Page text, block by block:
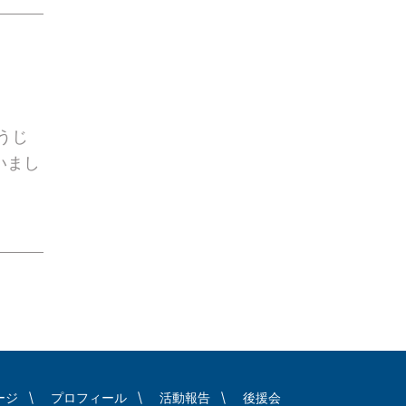
じ
まし
ジ プロフィール 活動報告 後援会